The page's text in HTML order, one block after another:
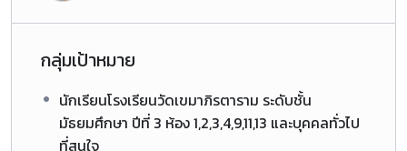
กลุ่มเป้าหมาย
นักเรียนโรงเรียนวัดเขมาภิรตาราม ระดับชั้น
มัธยมศึกษา ปีที่ 3 ห้อง 1,2,3,4,9,11,13 และบุคคลทั่วไป
ที่สนใจ